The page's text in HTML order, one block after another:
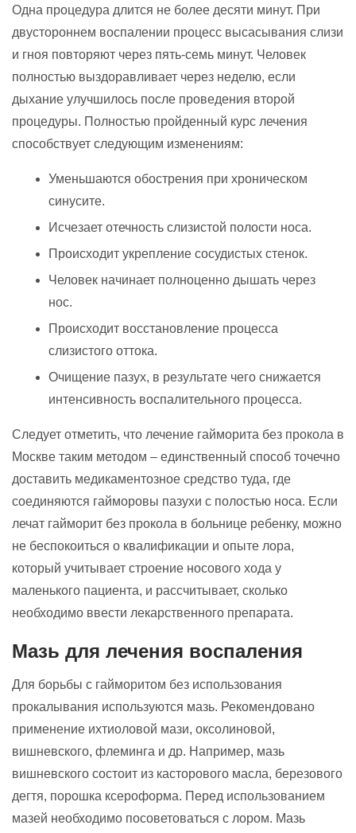
Одна процедура длится не более десяти минут. При
двустороннем воспалении процесс высасывания слизи
и гноя повторяют через пять-семь минут. Человек
полностью выздоравливает через неделю, если
дыхание улучшилось после проведения второй
процедуры. Полностью пройденный курс лечения
способствует следующим изменениям:
Уменьшаются обострения при хроническом
синусите.
Исчезает отечность слизистой полости носа.
Происходит укрепление сосудистых стенок.
Человек начинает полноценно дышать через
нос.
Происходит восстановление процесса
слизистого оттока.
Очищение пазух, в результате чего снижается
интенсивность воспалительного процесса.
Следует отметить, что лечение гайморита без прокола в
Москве таким методом – единственный способ точечно
доставить медикаментозное средство туда, где
соединяются гайморовы пазухи с полостью носа. Если
лечат гайморит без прокола в больнице ребенку, можно
не беспокоиться о квалификации и опыте лора,
который учитывает строение носового хода у
маленького пациента, и рассчитывает, сколько
необходимо ввести лекарственного препарата.
Мазь для лечения воспаления
Для борьбы с гайморитом без использования
прокалывания используются мазь. Рекомендовано
применение ихтиоловой мази, оксолиновой,
вишневского, флеминга и др. Например, мазь
вишневского состоит из касторового масла, березового
дегтя, порошка ксероформа. Перед использованием
мазей необходимо посоветоваться с лором. Мазь